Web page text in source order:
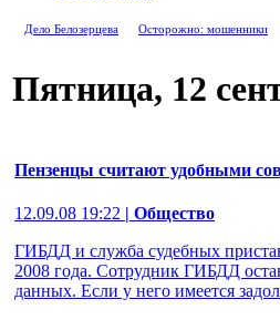
Дело Белозерцева Осторожно: мошенники
Пятница, 12
Пензенцы считают удобными
12.09.08 19:22 | Общество
ГИБДД и служба судебных
2008 года. Сотрудник ГИБДД
данных. Если у него имеется